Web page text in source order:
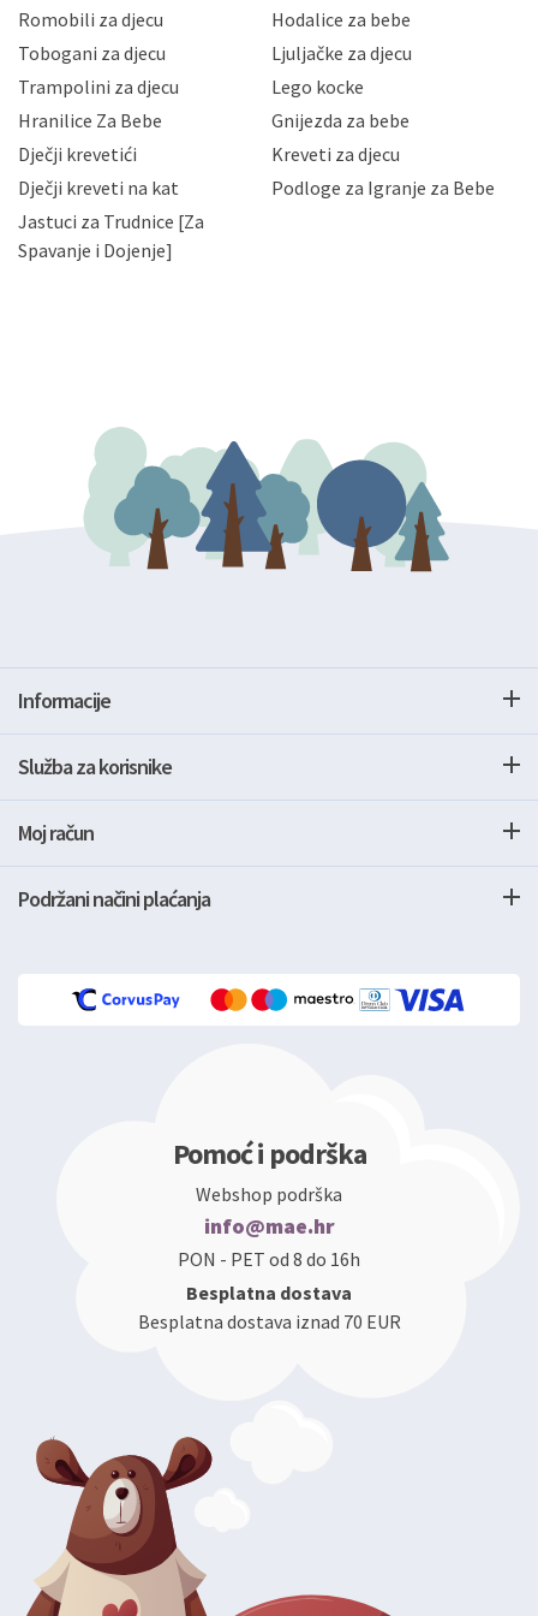
korisnika i posjetitelja web stranica, čuva povjerljivost
Vaših osobnih podataka te omogućava pristup i
priopćavanje osobnih podataka samo onim svojim
zaposlenicima kojima su isti potrebni radi provedbe
slučajevima koji su dozvoljeni zakonima. Napominjemo
da možete u svako doba, u potpunosti ili djelomice,
zatražiti prestanak aktivnosti obrade Vaših osobnih
podataka. Opoziv privole možete podnijeti poštom na
gore navedenu adresu ili e-mailom na adresu:
Romobili za djecu
Hodalice za bebe
Tobogani za djecu
Ljuljačke za djecu
Trampolini za djecu
Lego kocke
Hranilice Za Bebe
Gnijezda za bebe
Dječji krevetići
Kreveti za djecu
Dječji kreveti na kat
Podloge za Igranje za Bebe
Jastuci za Trudnice [Za
Spavanje i Dojenje]
Informacije
Služba za korisnike
Moj račun
Podržani načini plaćanja
Pomoć i podrška
Webshop podrška
info@mae.hr
PON - PET od 8 do 16h
Besplatna dostava
Besplatna dostava iznad 70 EUR